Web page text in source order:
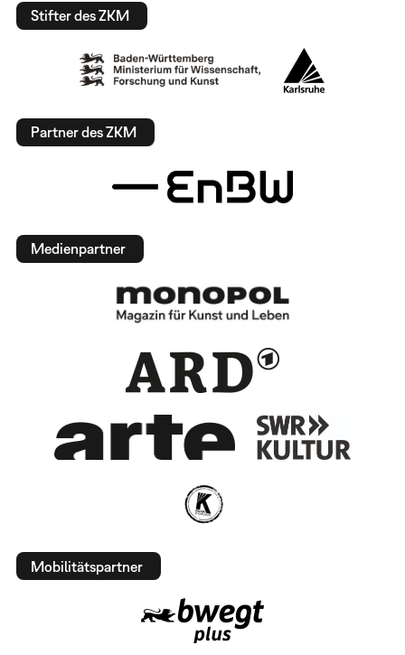
Stifter des ZKM
Partner des ZKM
Medienpartner
Mobilitätspartner